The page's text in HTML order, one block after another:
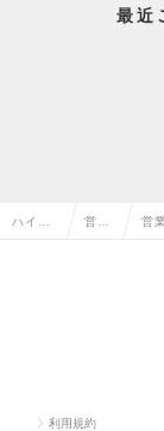
最近
ハイク 営業 営
利用規約